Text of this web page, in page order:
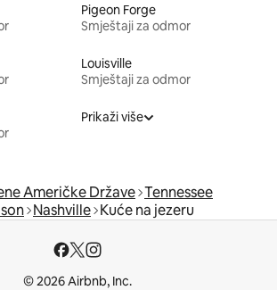
Pigeon Forge
Smještaji za odmor
Louisville
Smještaji za odmor
Prikaži više
Američke Države Tennessee
Nashville Kuće na jezeru
© 2026 Airbnb, Inc.